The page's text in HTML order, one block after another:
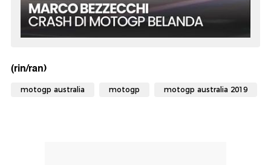
(rin/ran)
motogp australia motogp motogp australia 2019